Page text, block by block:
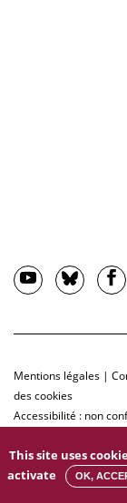
Mentions légales |
des cookies
Accessibilité : non
This site uses
activate
OK,